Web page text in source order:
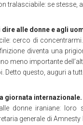
tralasciabile: se stesse,
alle donne e agli
cerco di
diventa una
meno importante
Detto questo, auguri a
giornata
donne iraniane:
generale di